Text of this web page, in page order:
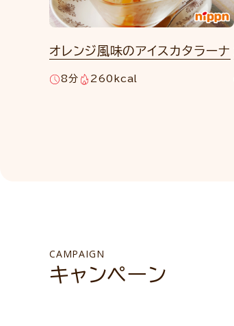
オレンジ風味のアイスカタラーナ
8分 260kcal
CAMPAIGN
キャンペーン